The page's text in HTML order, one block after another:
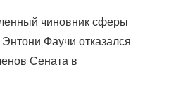
чиновник сферы
Фаучи отказался
Сената в